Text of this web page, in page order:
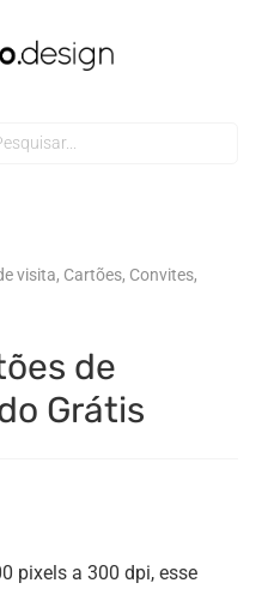
visita, Cartões, Convites,
de
Grátis
pixels a 300 dpi, esse